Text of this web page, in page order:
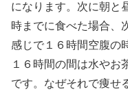
になります。次に朝と
時までに食べた場合、
感じで１６時間空腹の
１６時間の間は水やお
です。なぜそれで痩せ